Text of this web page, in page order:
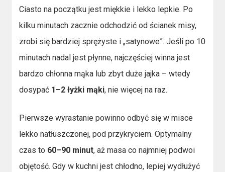
Ciasto na początku jest miękkie i lekko lepkie. Po
kilku minutach zacznie odchodzić od ścianek misy,
zrobi się bardziej sprężyste i „satynowe”. Jeśli po 10
minutach nadal jest płynne, najczęściej winna jest
bardzo chłonna mąka lub zbyt duże jajka – wtedy
dosypać 1–2 łyżki mąki, nie więcej na raz.
Pierwsze wyrastanie powinno odbyć się w misce
lekko natłuszczonej, pod przykryciem. Optymalny
czas to 60–90 minut, aż masa co najmniej podwoi
objętość. Gdy w kuchni jest chłodno, lepiej wydłużyć